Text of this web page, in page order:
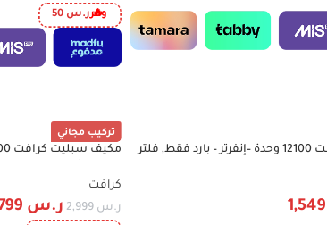
وفرر.س
مكيف سبليت كرافت 12100 وحدة –إنفرتر – بارد فقط, فلتر
1,549
تركيب مجاني
-40%
DW18E6AA3XTS00
كرافت
ر.س 2,999 ر.س 1,799